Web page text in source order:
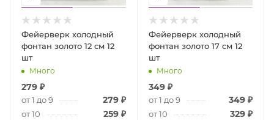
Фейерверк холодный
фонтан золото 12 см 12
шт
Много
279 ₽
от 1 до 9 279₽
от 10 259₽
Фейерверк холодный
фонтан золото 17 см 12
шт
Много
349₽
от 1 до 9 349 ₽
от 10 329 ₽